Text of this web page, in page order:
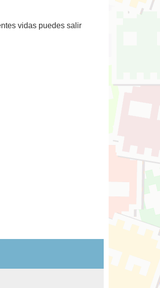
vidas puedes salir